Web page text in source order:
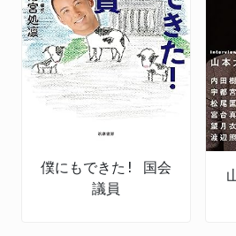
僕にもできた! 国会
議員